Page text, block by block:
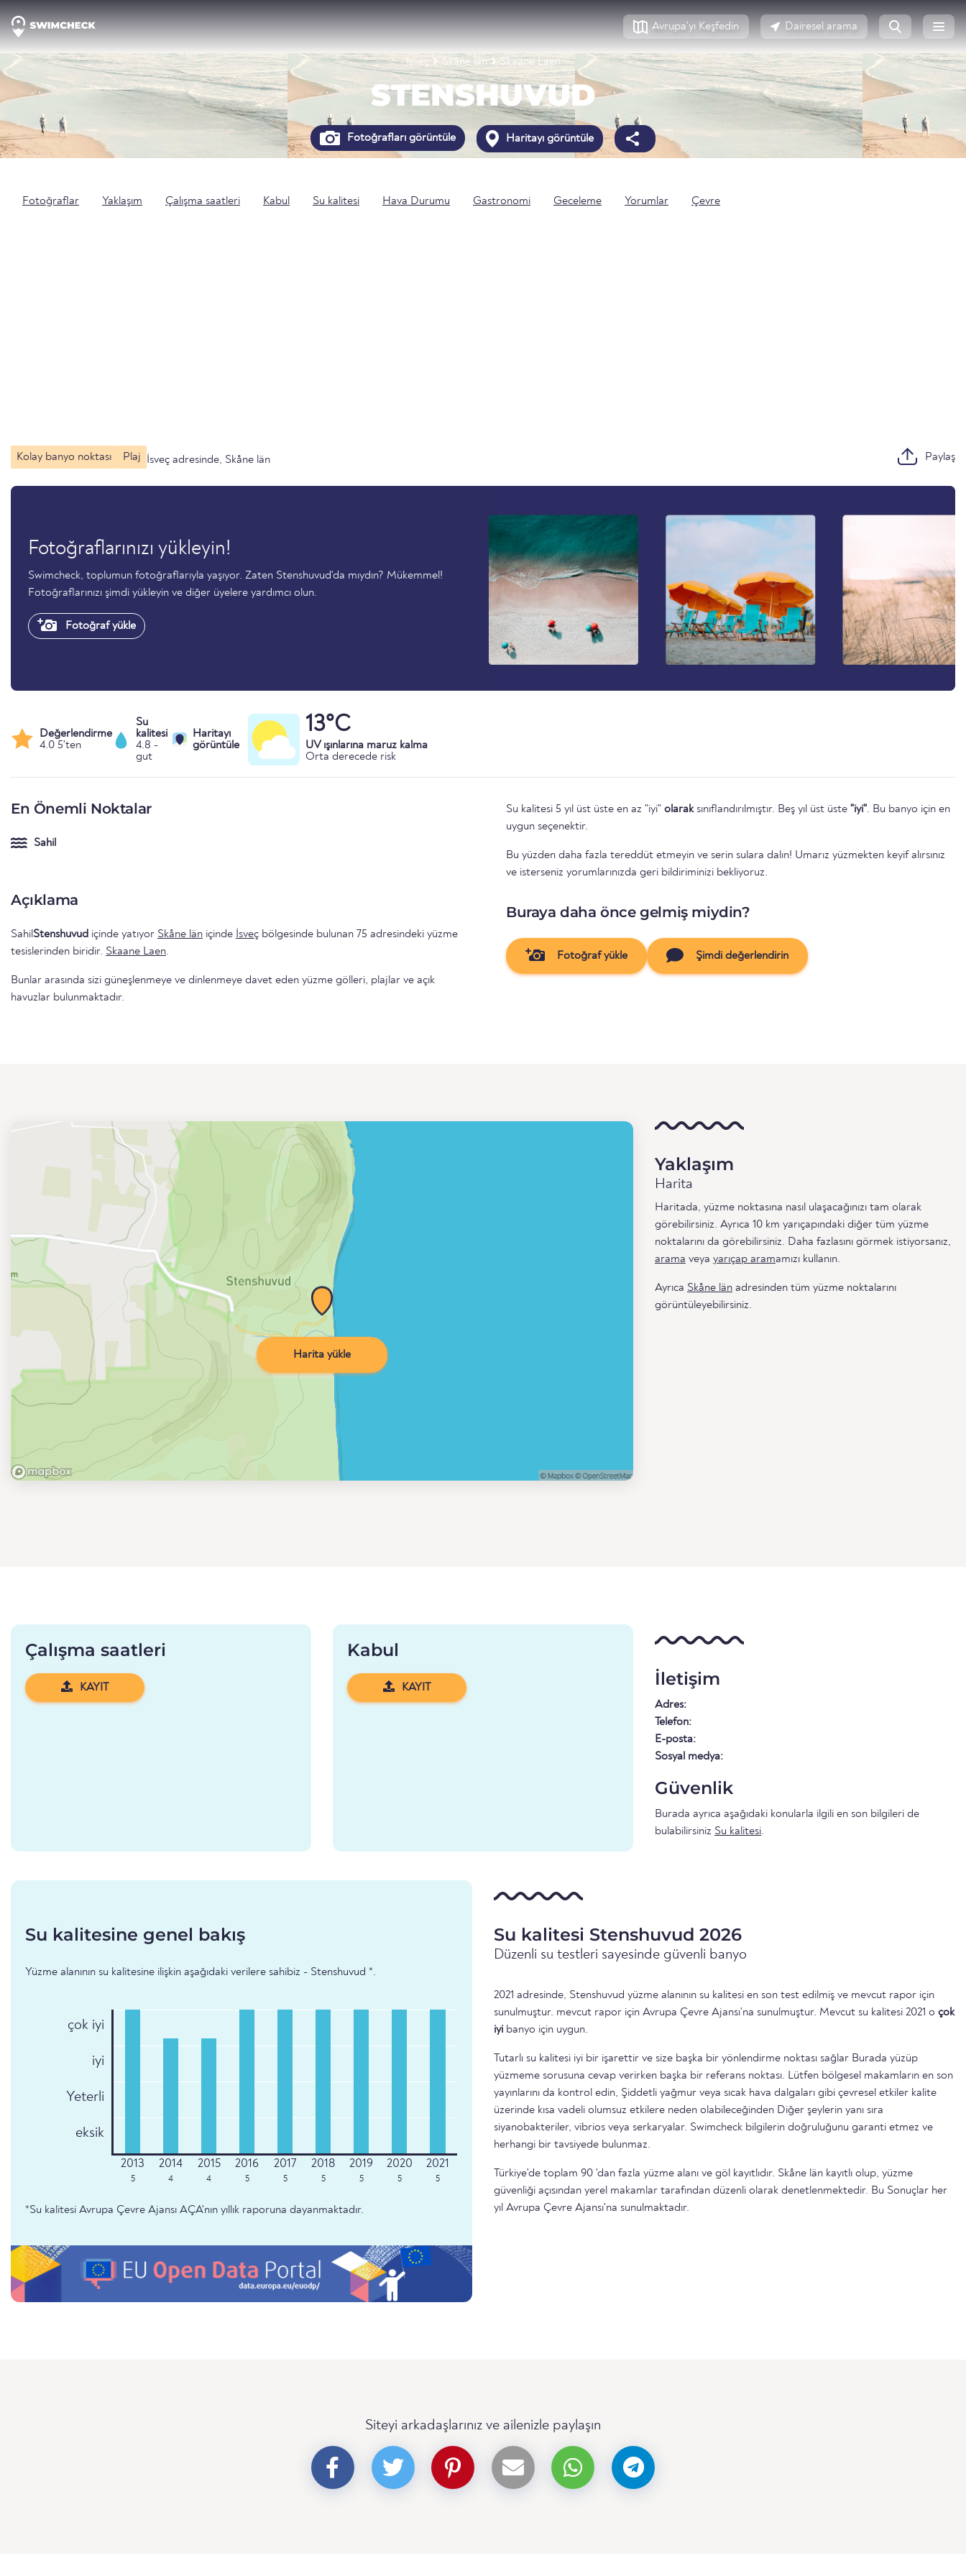
Avrupa'yı Keşfedin Dairesel arama
İsveç Skåne län Skaane Laen
STENSHUVUD
Fotoğrafları görüntüle Haritayı görüntüle
Fotoğraflar Yaklaşım Çalışma saatleri Kabul Su kalitesi Hava Durumu Gastronomi Geceleme Yorumlar Çevre
Kolay banyo noktası Plaj İsveç adresinde, Skåne län Paylaş
Fotoğraflarınızı yükleyin!
Swimcheck, toplumun fotoğraflarıyla yaşıyor. Zaten Stenshuvud'da mıydın? Mükemmel!
Fotoğraflarınızı şimdi yükleyin ve diğer üyelere yardımcı olun.
Fotoğraf yükle
Değerlendirme
4.0 5'ten
Su
kalitesi
4.8 -
gut
Haritayı
görüntüle
13°C
UV ışınlarına maruz kalma
Orta derecede risk
En Önemli Noktalar
Sahil
Açıklama
Sahil Stenshuvud içinde yatıyor Skåne län içinde İsveç bölgesinde bulunan 75 adresindeki yüzme
tesislerinden biridir. Skaane Laen.
Bunlar arasında sizi güneşlenmeye ve dinlenmeye davet eden yüzme gölleri, plajlar ve açık
havuzlar bulunmaktadır.
Su kalitesi 5 yıl üst üste en az "iyi" olarak sınıflandırılmıştır. Beş yıl üst üste "iyi". Bu banyo için en
uygun seçenektir.
Bu yüzden daha fazla tereddüt etmeyin ve serin sulara dalın! Umarız yüzmekten keyif alırsınız
ve isterseniz yorumlarınızda geri bildiriminizi bekliyoruz.
Buraya daha önce gelmiş miydin?
Fotoğraf yükle Şimdi değerlendirin
Harita yükle
Yaklaşım
Harita
Haritada, yüzme noktasına nasıl ulaşacağınızı tam olarak
görebilirsiniz. Ayrıca 10 km yarıçapındaki diğer tüm yüzme
noktalarını da görebilirsiniz. Daha fazlasını görmek istiyorsanız,
arama veya yarıçap aramamızı kullanın.
Ayrıca Skåne län adresinden tüm yüzme noktalarını
görüntüleyebilirsiniz.
Çalışma saatleri
KAYIT
Kabul
KAYIT İletişim
Adres:
Telefon:
E-posta:
Sosyal medya:
Güvenlik
Burada ayrıca aşağıdaki konularla ilgili en son bilgileri de
bulabilirsiniz Su kalitesi.
Su kalitesine genel bakış
Yüzme alanının su kalitesine ilişkin aşağıdaki verilere sahibiz - Stenshuvud *.
çok iyi
iyi
Yeterli
eksik
5 4 4 5 5 5 5 5 5
*Su kalitesi Avrupa Çevre Ajansı AÇA'nın yıllık raporuna dayanmaktadır.
Su kalitesi Stenshuvud 2026
Düzenli su testleri sayesinde güvenli banyo
2021 adresinde, Stenshuvud yüzme alanının su kalitesi en son test edilmiş ve mevcut rapor için
sunulmuştur. mevcut rapor için Avrupa Çevre Ajansı'na sunulmuştur. Mevcut su kalitesi 2021 o çok
iyi banyo için uygun.
Tutarlı su kalitesi iyi bir işarettir ve size başka bir yönlendirme noktası sağlar Burada yüzüp
yüzmeme sorusuna cevap verirken başka bir referans noktası. Lütfen bölgesel makamların en son
yayınlarını da kontrol edin, Şiddetli yağmur veya sıcak hava dalgaları gibi çevresel etkiler kalite
üzerinde kısa vadeli olumsuz etkilere neden olabileceğinden Diğer şeylerin yanı sıra
siyanobakteriler, vibrios veya serkaryalar. Swimcheck bilgilerin doğruluğunu garanti etmez ve
herhangi bir tavsiyede bulunmaz.
Türkiye'de toplam 90 'dan fazla yüzme alanı ve göl kayıtlıdır. Skåne län kayıtlı olup, yüzme
güvenliği açısından yerel makamlar tarafından düzenli olarak denetlenmektedir. Bu Sonuçlar her
yıl Avrupa Çevre Ajansı'na sunulmaktadır.
Siteyi arkadaşlarınız ve ailenizle paylaşın